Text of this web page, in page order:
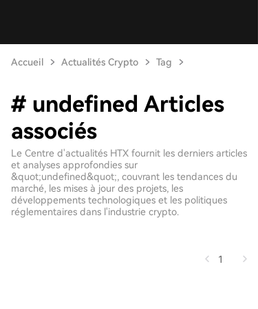
Accueil Actualités Crypto Tag
# undefined Articles
associés
Le Centre d'actualités HTX fournit les derniers articles
et analyses approfondies sur
&quot;undefined&quot;, couvrant les tendances du
marché, les mises à jour des projets, les
développements technologiques et les politiques
réglementaires dans l'industrie crypto.
1